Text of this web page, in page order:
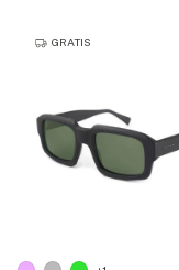
GRATIS